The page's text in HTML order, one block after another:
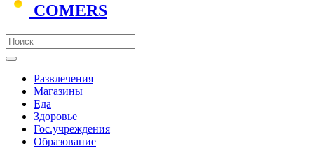
COMERS
Развлечения
Магазины
Еда
Здоровье
Гос.учреждения
Образование